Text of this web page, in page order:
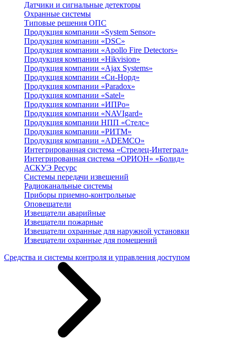
Датчики и сигнальные детекторы
Охранные системы
Типовые решения ОПС
Продукция компании «System Sensor»
Продукция компании «DSC»
Продукция компании «Apollo Fire Detectors»
Продукция компании «Hikvision»
Продукция компании «Ajax Systems»
Продукция компании «Си-Норд»
Продукция компании «Paradox»
Продукция компании «Satel»
Продукция компании «ИПРо»
Продукция компании «NAVIgard»
Продукция компании НПП «Стелс»
Продукция компании «РИТМ»
Продукция компании «ADEMCO»
Интегрированная система «Стрелец-Интеграл»
Интегрированная система «ОРИОН» «Болид»
АСКУЭ Ресурс
Системы передачи извещений
Радиоканальные системы
Приборы приемно-контрольные
Оповещатели
Извещатели аварийные
Извещатели пожарные
Извещатели охранные для наружной установки
Извещатели охранные для помещений
Средства и системы контроля и управления доступом